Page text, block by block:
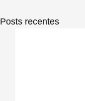
Posts recentes